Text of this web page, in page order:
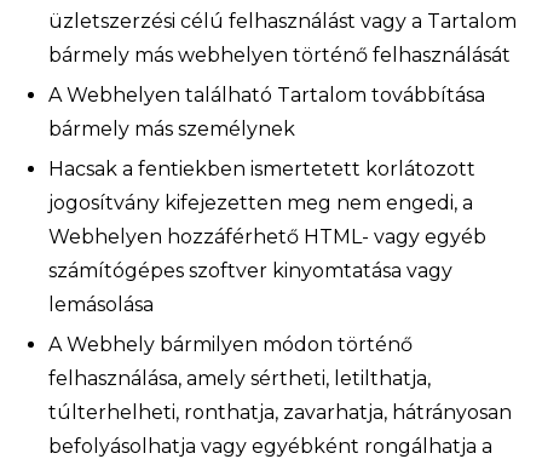
üzletszerzési célú felhasználást vagy a Tartalom
bármely más webhelyen történő felhasználását
A Webhelyen található Tartalom továbbítása
bármely más személynek
Hacsak a fentiekben ismertetett korlátozott
jogosítvány kifejezetten meg nem engedi, a
Webhelyen hozzáférhető HTML- vagy egyéb
számítógépes szoftver kinyomtatása vagy
lemásolása
A Webhely bármilyen módon történő
felhasználása, amely sértheti, letilthatja,
túlterhelheti, ronthatja, zavarhatja, hátrányosan
befolyásolhatja vagy egyébként rongálhatja a